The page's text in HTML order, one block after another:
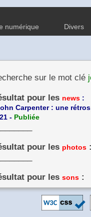
numérique Divers
sur le mot clé
pour les news :
Carpenter : une
- Publiée
pour les photos
pour les sons :